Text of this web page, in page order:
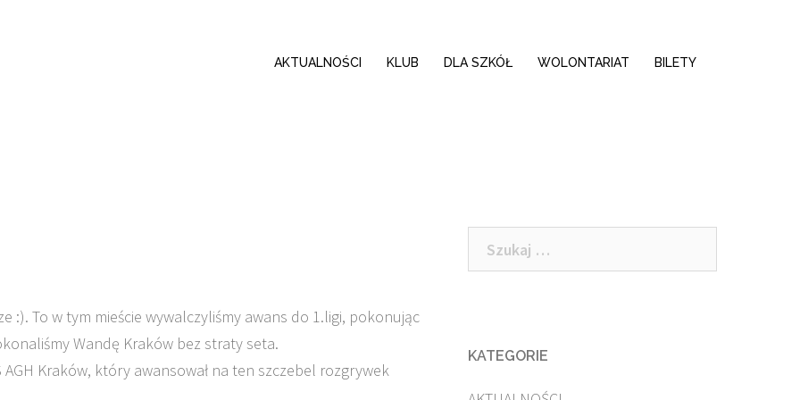
AKTUALNOŚCI KLUB DLA SZKÓŁ WOLONTARIAT BILETY
:). To w tym mieście wywalczyliśmy awans do 1.ligi, pokonując
Wandę Kraków bez straty seta.
Kraków, który awansował na ten szczebel rozgrywek
Szukaj:
KATEGORIE